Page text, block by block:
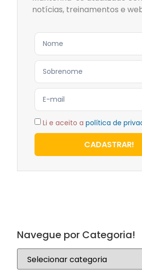
notícias, treinamentos e
Li e aceito a política de
CADASTRAR!
Navegue por Categoria!